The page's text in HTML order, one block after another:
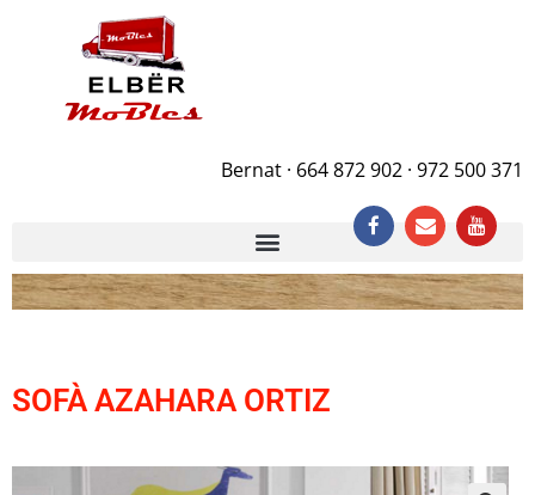
Bernat · 664 872 902 · 972 500 371
SOFÀ AZAHARA ORTIZ